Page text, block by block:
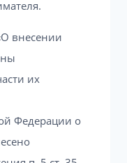
внесении
их
Федерации о